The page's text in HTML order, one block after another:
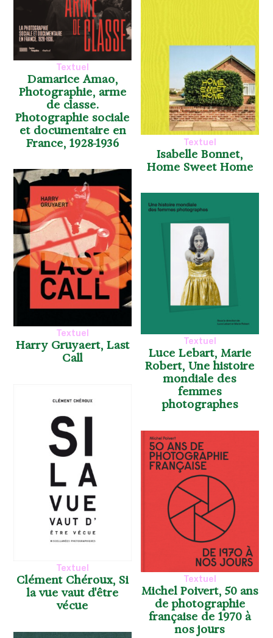
Textuel
Damarice Amao,
Photographie, arme
de classe.
Photographie sociale
et documentaire en
France, 1928-1936
Textuel
Isabelle Bonnet,
Home Sweet Home
Textuel
Harry Gruyaert, Last
Call
Textuel
Luce Lebart, Marie
Robert, Une histoire
mondiale des
femmes
photographes
Textuel
Clément Chéroux, Si
la vue vaut d'être
vécue
Textuel
Michel Poivert, 50 ans
de photographie
française de 1970 à
nos jours